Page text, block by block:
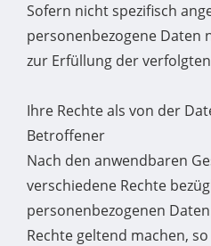
Sofern nicht spezifisch
personenbezogene Daten
zur Erfüllung der
Ihre Rechte als von der
Betroffener
Nach den anwendbaren
verschiedene Rechte
personenbezogenen
Rechte geltend machen,